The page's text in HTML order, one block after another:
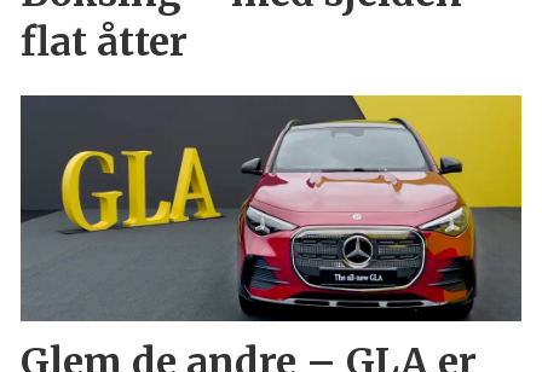
flat åtter
Glem de andre – GLA er